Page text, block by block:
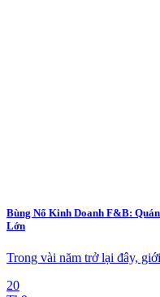
Bùng Nổ Kinh Doanh F&B:
Lớn
Trong vài năm trở lại đây,
20